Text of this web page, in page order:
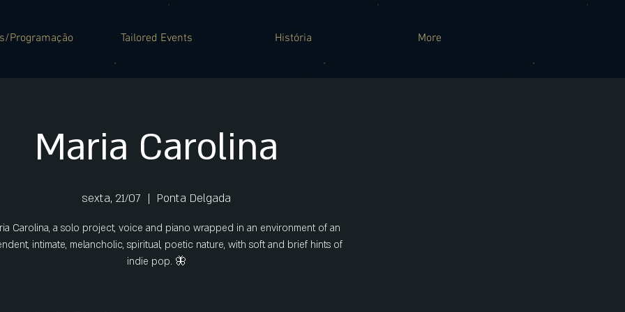
Programação Tailored Events História More
Maria Carolina
sexta, 21/07
  |
Ponta Delgada
Carolina, a solo project, voice and piano wrapped in an environment of an
intimate, melancholic, spiritual, poetic nature, with soft and brief hints of
indie pop. 🦋